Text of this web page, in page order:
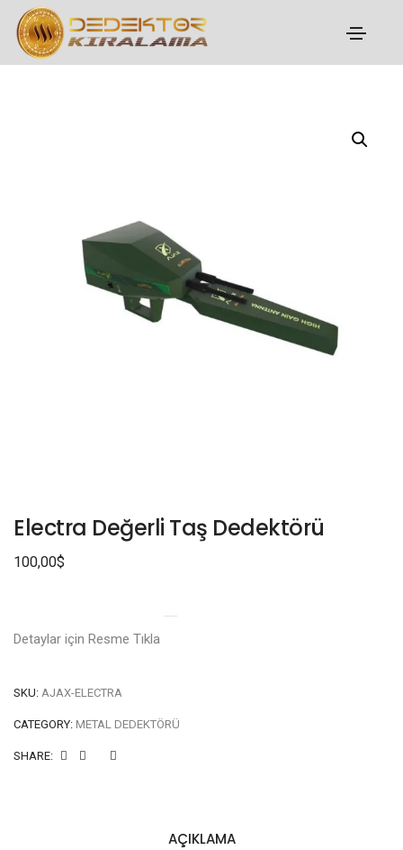
Electra Değerli Taş Dedektörü
100,00$
Detaylar için Resme Tıkla
SKU: AJAX-ELECTRA
CATEGORY: METAL DEDEKTÖRÜ
SHARE:
AÇIKLAMA